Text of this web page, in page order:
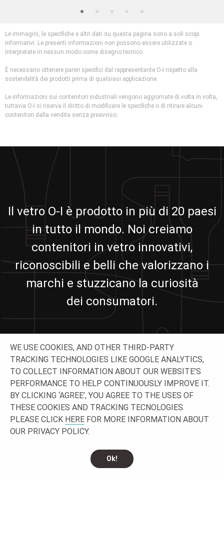
Le immagini, le specifiche e altri dati su questa pagina sono a soli scopi
informativi. Le presenti informazioni non possono essere utilizzate o
interpretate in nessun modo come disegno tecnico.
È necessario ottenere pareri specifici dal rappresentante O-I rispetto alla
sostenibilità dei prodotti prima di qualsiasi applicazione.
Le informazioni sui contenitori industriali vengono aggiornate di volta in volta,
tuttavia O-I si riserva il diritto di modificare le specifiche o di ritirare alcuni
contenitori dalla vendita senza preavviso.
Il vetro O-I è prodotto in più di 20 paesi
in tutto il mondo. Noi creiamo
contenitori in vetro innovativi,
riconoscibili e belli che valorizzano i
marchi e stuzzicano la curiosità
dei consumatori.
NON ESITARE A CONTATTARCI
WE USE COOKIES, AND OTHER THIRD-PARTY
TRACKING TECHNOLOGIES LIKE GOOGLE ANALYTICS,
TO COLLECT INFORMATION ABOUT OUR WEBSITE’S
PERFORMANCE TO HELP CONTINUOUSLY IMPROVE IT.
BY CLICKING ‘AGREE’, YOU AGREE TO THE USES OF
THESE COOKIES AND TRACKING TECNOLOGIES.
PLEASE CLICK HERE FOR MORE INFORMATION ABOUT
OUR PRIVACY POLICY.
Ok!